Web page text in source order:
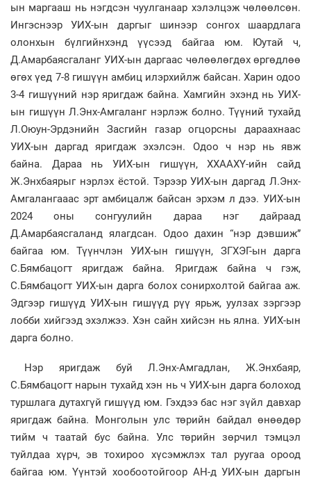
ын маргааш нь нэгдсэн чуулганаар хэлэлцэж чөлөөлсөн.
Ингэснээр УИХ-ын даргыг шинээр сонгох шаардлага
олонхын бүлгийнхэнд үүсээд байгаа юм. Юутай ч,
Д.Амарбаясгаланг УИХ-ын даргаас чөлөөлөгдөх өргөдлөө
өгөх үед 7-8 гишүүн амбиц илэрхийлж байсан. Харин одоо
3-4 гишүүний нэр яригдаж байна. Хамгийн эхэнд нь УИХ-
ын гишүүн Л.Энх-Амгаланг нэрлэж болно. Түүний тухайд
Л.Оюун-Эрдэнийн Засгийн газар огцорсны дараахнаас
УИХ-ын даргад яригдаж эхэлсэн. Одоо ч нэр нь явж
байна. Дараа нь УИХ-ын гишүүн, ХХААХҮ-ийн сайд
Ж.Энхбаярыг нэрлэх ёстой. Тэрээр УИХ-ын даргад Л.Энх-
Амгалангааас эрт амбицалж байсан эрхэм л дээ. УИХ-ын
2024 оны сонгуулийн дараа нэг дайраад
Д.Амарбаясгаланд ялагдсан. Одоо дахин “нэр дэвшиж”
байгаа юм. Түүнчлэн УИХ-ын гишүүн, ЗГХЭГ-ын дарга
С.Бямбацогт яригдаж байна. Яригдаж байна ч гэж,
С.Бямбацогт УИХ-ын дарга болох сонирхолтой байгаа аж.
Эдгээр гишүүд УИХ-ын гишүүд рүү ярьж, уулзах зэргээр
лобби хийгээд эхэлжээ. Хэн сайн хийсэн нь ялна. УИХ-ын
дарга болно.
Нэр яригдаж буй Л.Энх-Амгадлан, Ж.Энхбаяр,
С.Бямбацогт нарын тухайд хэн нь ч УИХ-ын дарга болоход
туршлага дутахгүй гишүүд юм. Гэхдээ бас нэг зүйл давхар
яригдаж байна. Монголын улс төрийн байдал өнөөдөр
тийм ч таатай бус байна. Улс төрийн зөрчил тэмцэл
туйлдаа хүрч, эв тохироо хүсэмжлэх тал руугаа ороод
байгаа юм. Үүнтэй хообоотойгоор АН-д УИХ-ын даргын